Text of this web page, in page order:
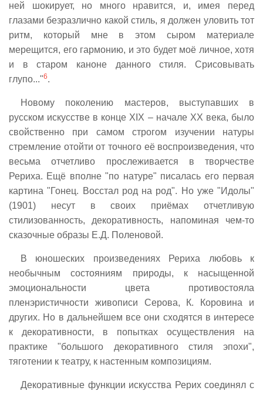
ней шокирует, но много нравится, и, имея перед
глазами безразлично какой стиль, я должен уловить тот
ритм, который мне в этом сыром материале
мерещится, его гармонию, и это будет моё личное, хотя
и в старом каноне данного стиля. Срисовывать
глупо..."6.
Новому поколению мастеров, выступавших в
русском искусстве в конце XIX – начале XX века, было
свойственно при самом строгом изучении натуры
стремление отойти от точного её воспроизведения, что
весьма отчетливо прослеживается в творчестве
Рериха. Ещё вполне "по натуре" писалась его первая
картина "Гонец. Восстал род на род". Но уже "Идолы"
(1901) несут в своих приёмах отчетливую
стилизованность, декоративность, напоминая чем-то
сказочные образы Е.Д. Поленовой.
В юношеских произведениях Рериха любовь к
необычным состояниям природы, к насыщенной
эмоциональности цвета противостояла
пленэристичности живописи Серова, К. Коровина и
других. Но в дальнейшем все они сходятся в интересе
к декоративности, в попытках осуществления на
практике "большого декоративного стиля эпохи",
тяготении к театру, к настенным композициям.
Декоративные функции искусства Рерих соединял с